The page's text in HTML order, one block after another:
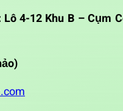
4-12 Khu B – Cụm